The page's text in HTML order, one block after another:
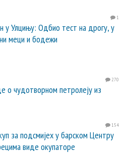
1
у Улцињу: Одбио тест на дрогу, у
меци и бодежи
270
о чудотворном петролеју из
154
за подсмијех у барском Центру
виде окупаторе